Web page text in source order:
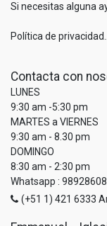
Si necesitas alguna
Política de
Contacta con
LUNES
9:30 am -5:30 pm
MARTES a VIERNES
9:30 am - 8.30 pm
DOMINGO
8:30 am - 2:30 pm
Whatsapp :
(+51 1) 421 6333